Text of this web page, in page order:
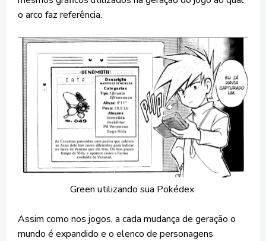
o arco faz referência.
Green utilizando sua Pokédex
Assim como nos jogos, a cada mudança de geração o
mundo é expandido e o elenco de personagens